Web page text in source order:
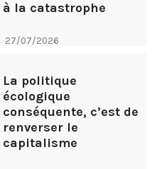
à la catastrophe
27/07/2026
La politique
écologique
conséquente, c’est de
renverser le
capitalisme